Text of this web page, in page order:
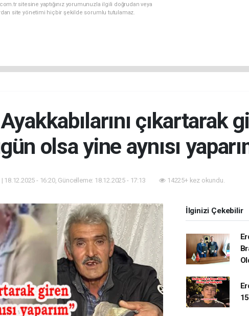
sitesine yaptığınız yorumunuzla ilgili doğrudan veya
site yönetimi hiçbir şekilde sorumlu tutulamaz.
çıkartarak
olsa yine aynısı
- 16:20, Güncelleme: 18.12.2025 - 17:13 14225+ kez okundu.
İlginizi Çekebilir